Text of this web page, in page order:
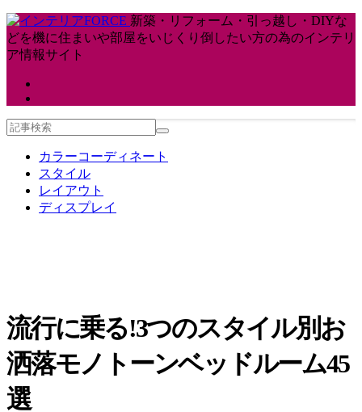
新築・リフォーム・引っ越し・DIYな
どを機に住まいや部屋をいじくり倒したい方の為のインテリ
ア情報サイト
カラーコーディネート
スタイル
レイアウト
ディスプレイ
流行に乗る!3つのスタイル別お
洒落モノトーンベッドルーム45
選